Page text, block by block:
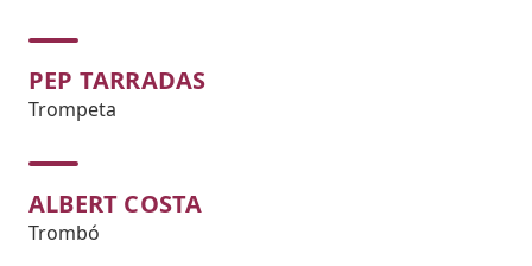
PEP TARRADAS
Trompeta
ALBERT COSTA
Trombó